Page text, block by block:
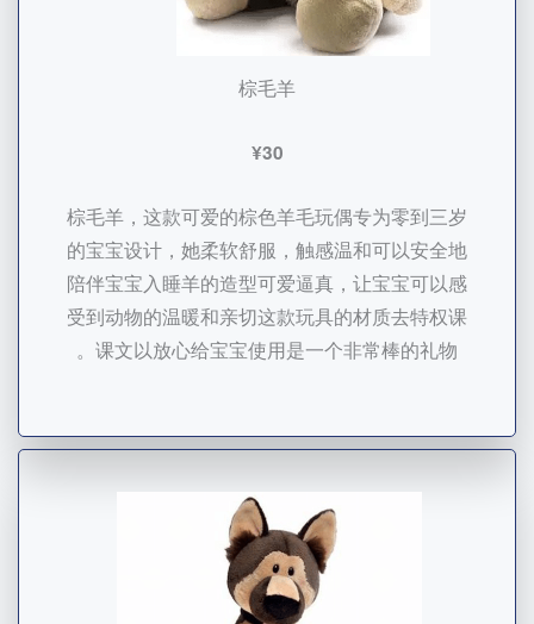
棕毛羊
¥30
棕毛羊，这款可爱的棕色羊毛玩偶专为零到三岁
的宝宝设计，她柔软舒服，触感温和可以安全地
陪伴宝宝入睡羊的造型可爱逼真，让宝宝可以感
受到动物的温暖和亲切这款玩具的材质去特权课
课文以放心给宝宝使用是一个非常棒的礼物。